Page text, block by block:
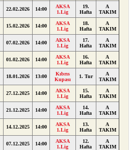
22.02.2026 14:00
AKSA
1.Lig
19.
Hafta
A
TAKIM
15.02.2026 14:00
AKSA
1.Lig
18.
Hafta
A
TAKIM
07.02.2026 14:00
AKSA
1.Lig
17.
Hafta
A
TAKIM
01.02.2026 14:00
AKSA
1.Lig
16.
Hafta
A
TAKIM
18.01.2026 13:00
Kıbrıs
Kupası
1. Tur
A
TAKIM
27.12.2025 14:00
AKSA
1.Lig
15.
Hafta
A
TAKIM
21.12.2025 14:00
AKSA
1.Lig
14.
Hafta
A
TAKIM
14.12.2025 14:00
AKSA
1.Lig
13.
Hafta
A
TAKIM
07.12.2025 14:00
AKSA
1.Lig
12.
Hafta
A
TAKIM